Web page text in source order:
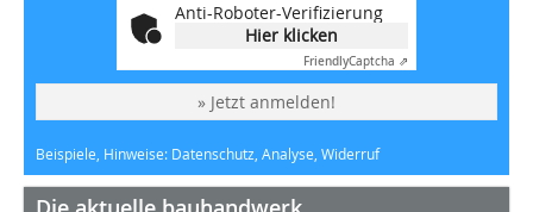
Anti-Roboter-Verifizierung
Hier klicken
FriendlyCaptcha ⇗
» Jetzt anmelden!
Beispiele, Hinweise: Datenschutz, Analyse, Widerruf